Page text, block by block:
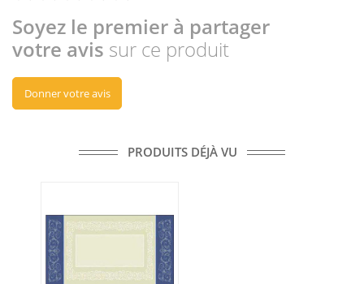
Soyez le premier à partager
votre avis sur ce produit
Donner votre avis
PRODUITS DÉJÀ VU